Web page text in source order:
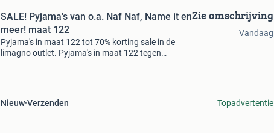
SALE! Pyjama's van o.a. Naf Naf, Name it en
meer! maat 122
Pyjama's in maat 122 tot 70% korting sale in de
limagno outlet. Pyjama's in maat 122 tegen
Nieuw Verzenden
Zie omschrijving
Vandaag
Topadvertentie